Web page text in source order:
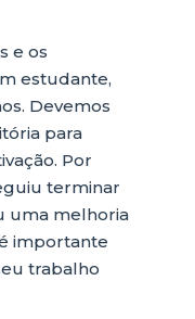
e os
estudante,
Devemos
para
Por
terminar
uma melhoria
importante
trabalho